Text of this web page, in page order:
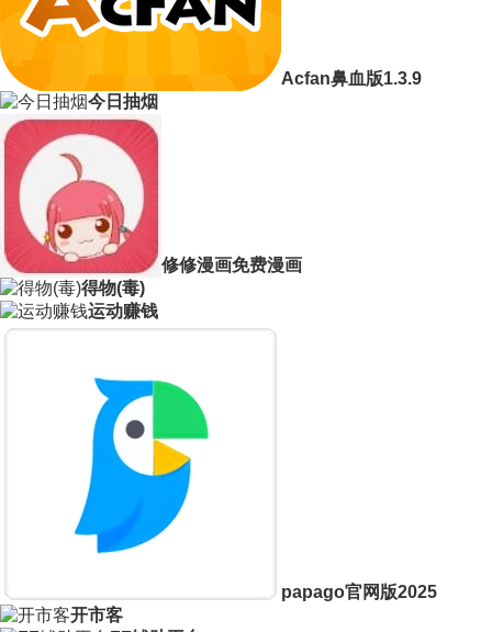
Acfan鼻血版1.3.9
今日抽烟
修修漫画免费漫画
得物(毒)
运动赚钱
papago官网版2025
开市客